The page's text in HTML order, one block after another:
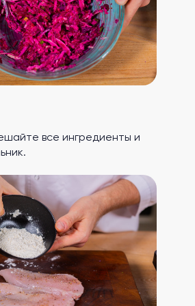
все ингредиенты и